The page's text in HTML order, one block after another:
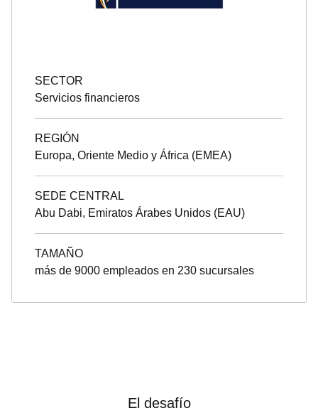
SECTOR
Servicios financieros
REGIÓN
Europa, Oriente Medio y África (EMEA)
SEDE CENTRAL
Abu Dabi, Emiratos Árabes Unidos (EAU)
TAMAÑO
más de 9000 empleados en 230 sucursales
El desafío